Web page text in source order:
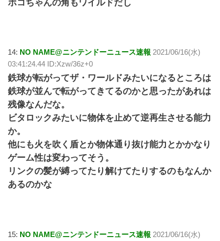
ボコちゃんの角もワイルドだし
14: NO NAME@ニンテンドーニュース速報 2021/06/16(水)
03:41:24.44 ID:Xzw/36z+0
鉄球が転がってザ・ワールドみたいになるところは
鉄球が並んで転がってきてるのかと思ったがあれは
残像なんだな。
ビタロックみたいに物体を止めて逆再生させる能力
か。
他にも火を吹く盾とか物体通り抜け能力とかかなり
ゲーム性は変わってそう。
リンクの髪が縛ってたり解けてたりするのもなんか
あるのかな
15: NO NAME@ニンテンドーニュース速報 2021/06/16(水)